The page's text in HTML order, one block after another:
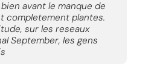
avant le manque de
completement plantes.
sur les reseaux
September, les gens